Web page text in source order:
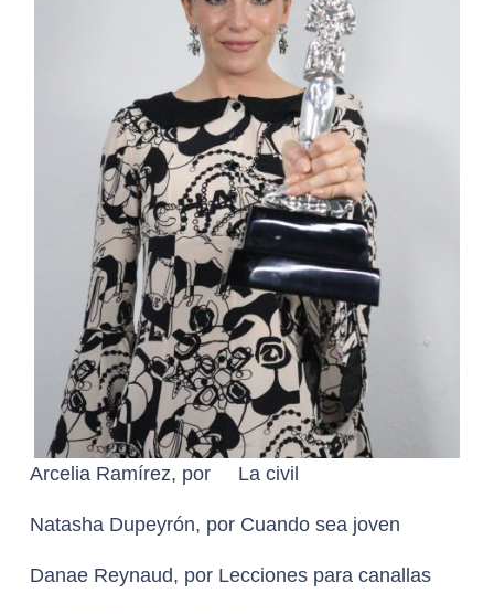
Arcelia Ramírez, por La civil
Natasha Dupeyrón, por Cuando sea joven
Danae Reynaud, por Lecciones para canallas